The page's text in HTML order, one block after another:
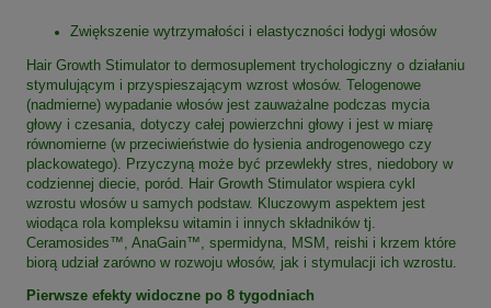
Zwiększenie wytrzymałości i elastyczności łodygi włosów
Hair Growth Stimulator to dermosuplement trychologiczny o działaniu
stymulującym i przyspieszającym wzrost włosów. Telogenowe
(nadmierne) wypadanie włosów jest zauważalne podczas mycia
głowy i czesania, dotyczy całej powierzchni głowy i jest w miarę
równomierne (w przeciwieństwie do łysienia androgenowego czy
plackowatego). Przyczyną może być przewlekły stres, niedobory w
codziennej diecie, poród. Hair Growth Stimulator wspiera cykl
wzrostu włosów u samych podstaw. Kluczowym aspektem jest
wiodąca rola kompleksu witamin i innych składników tj.
Ceramosides™, AnaGain™, spermidyna, MSM, reishi i krzem które
biorą udział zarówno w rozwoju włosów, jak i stymulacji ich wzrostu.
Pierwsze efekty widoczne po 8 tygodniach